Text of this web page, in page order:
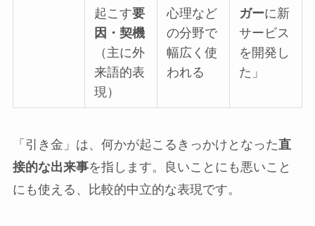
起こす要
因・契機
（主に外
来語的表
現）
心理など
の分野で
幅広く使
われる
ガーに新
サービス
を開発し
た」
「引き金」は、何かが起こるきっかけとなった直
接的な出来事を指します。良いことにも悪いこと
にも使える、比較的中立的な表現です。